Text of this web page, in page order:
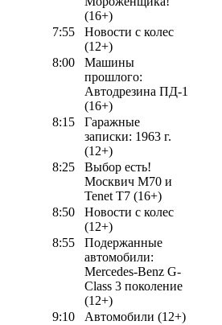
(16+)
7:55
Новости с колес
(12+)
8:00
Машины
прошлого:
Автодрезина ПД-1
(16+)
8:15
Гаражные
записки: 1963 г.
(12+)
8:25
Выбор есть!
Москвич М70 и
Tenet T7 (16+)
8:50
Новости с колес
(12+)
8:55
Подержанные
автомобили:
Mercedes-Benz G-
Class 3 поколение
(12+)
9:10
Автомобили (12+)